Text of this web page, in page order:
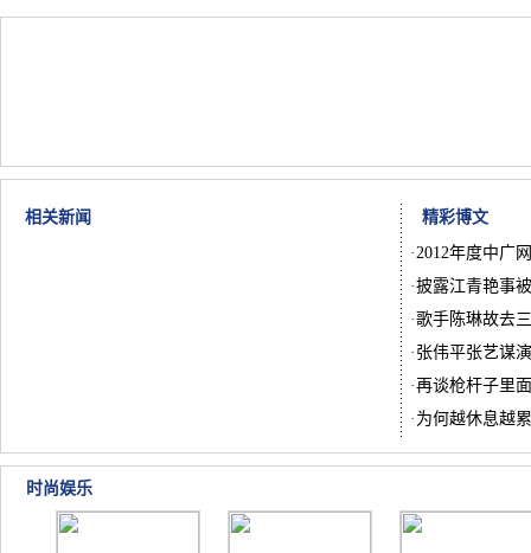
相关新闻
精彩博文
·2012年度中广
·披露江青艳事
·歌手陈琳故去
· 张伟平张艺谋
·再谈枪杆子里
· 为何越休息越
时尚娱乐